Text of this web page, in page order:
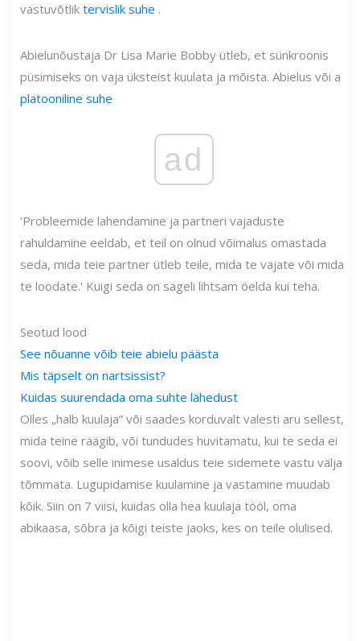
vastuvõtlik tervislik suhe .
Abielunõustaja Dr Lisa Marie Bobby ütleb, et sünkroonis
püsimiseks on vaja üksteist kuulata ja mõista. Abielus või a
platooniline suhe
ad
'Probleemide lahendamine ja partneri vajaduste
rahuldamine eeldab, et teil on olnud võimalus omastada
seda, mida teie partner ütleb teile, mida te vajate või mida
te loodate.' Kuigi seda on sageli lihtsam öelda kui teha.
Seotud lood
See nõuanne võib teie abielu päästa
Mis täpselt on nartsissist?
Kuidas suurendada oma suhte lähedust
Olles „halb kuulaja” või saades korduvalt valesti aru sellest,
mida teine ​​räägib, või tundudes huvitamatu, kui te seda ei
soovi, võib selle inimese usaldus teie sidemete vastu välja
tõmmata. Lugupidamise kuulamine ja vastamine muudab
kõik. Siin on 7 viisi, kuidas olla hea kuulaja tööl, oma
abikaasa, sõbra ja kõigi teiste jaoks, kes on teile olulised.